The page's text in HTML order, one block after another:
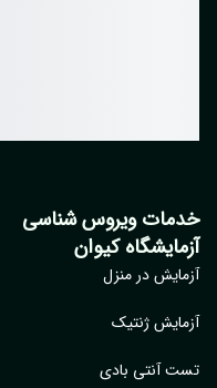
ویروس شناسی
کیوان
در منزل
ژنتیک
آنتی بادی